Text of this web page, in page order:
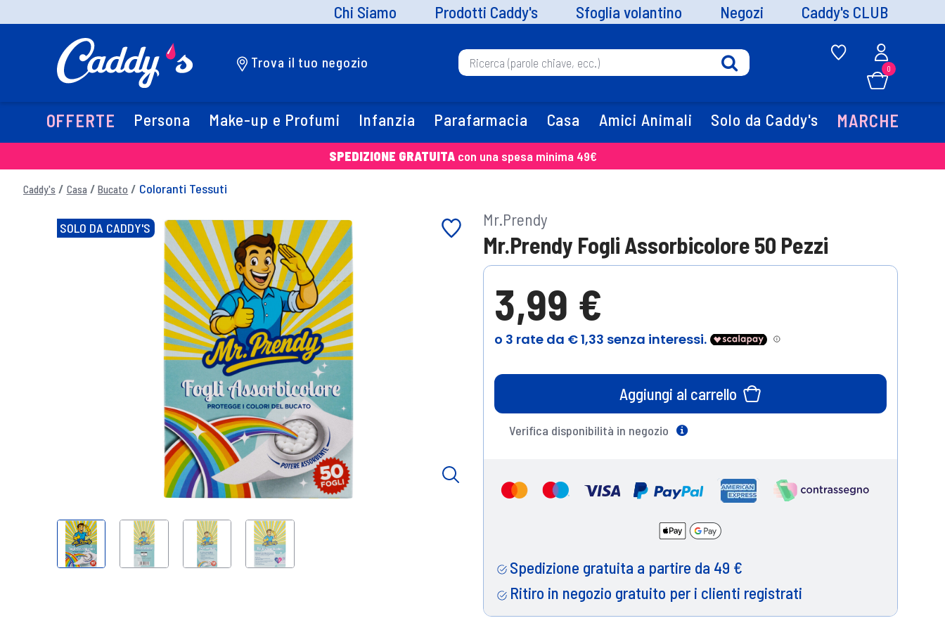
Chi Siamo Prodotti Caddy's Sfoglia volantino Negozi Caddy's CLUB
Trova il tuo negozio 0
OFFERTE Persona Make-up e Profumi Infanzia Parafarmacia Casa Amici Animali Solo da Caddy's MARCHE
SPEDIZIONE GRATUITA con una spesa minima 49€
Caddy's Casa Bucato Coloranti Tessuti
SOLO DA CADDY'S Mr.Prendy
Mr.Prendy Fogli Assorbicolore 50 Pezzi
3,99 €
Aggiungi al carrello
Verifica disponibilità in negozio
Spedizione gratuita a partire da 49 €
Ritiro in negozio gratuito per i clienti registrati